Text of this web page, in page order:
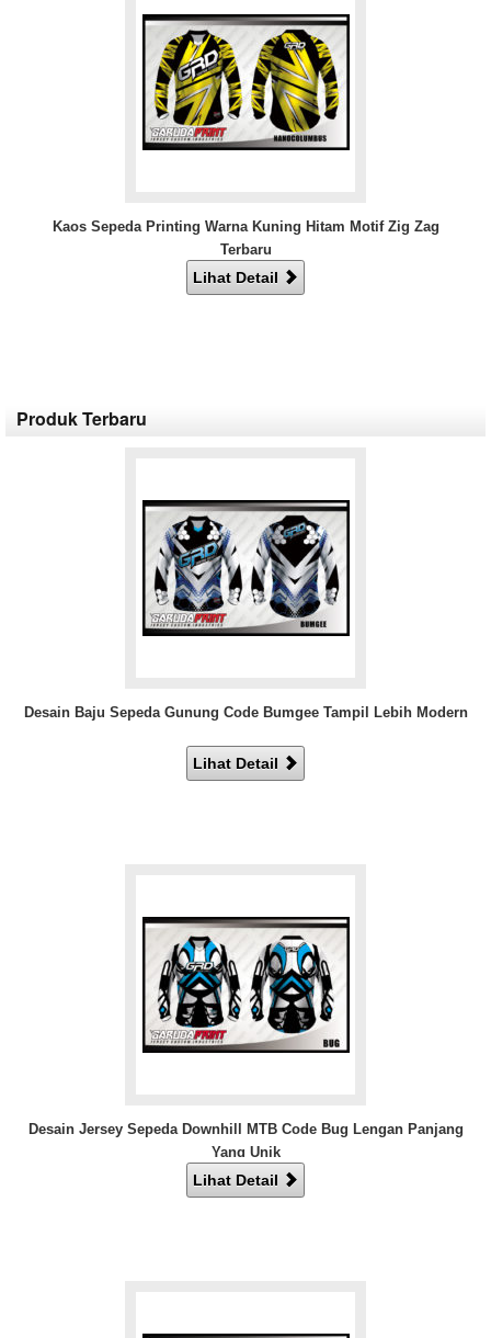
Kaos Sepeda Printing Warna Kuning Hitam Motif Zig Zag
Terbaru
Lihat Detail
Produk Terbaru
Desain Baju Sepeda Gunung Code Bumgee Tampil Lebih Modern
Lihat Detail
Desain Jersey Sepeda Downhill MTB Code Bug Lengan Panjang
Yang Unik
Lihat Detail